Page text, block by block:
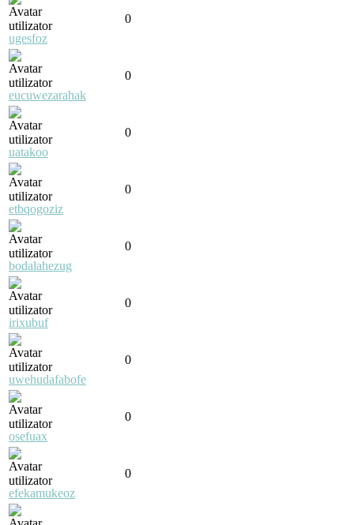
ugesfoz
0
eucuwezarahak
0
uatakoo
0
etbqogoziz
0
bodalahezug
0
irixubuf
0
uwehudafabofe
0
osefuax
0
efekamukeoz
0